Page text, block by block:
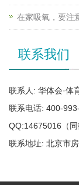
在家吸氧，要注
联系我们
联系人: 华体会·体
联系电话: 400-
QQ:14675016（同
联系地址: 北京市